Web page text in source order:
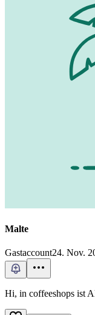
Malte
Gastaccount24. Nov.
Hi, in coffeeshops ist